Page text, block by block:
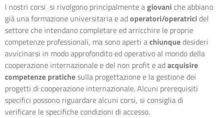
I nostri corsi si rivolgono principalmente agiovani che abbiano
già una formazione universitaria e adoperatori/operatrici del
settore che intendano completare ed arricchire le proprie
competenze professionali, ma sono aperti achiunquedesideri
avvicinarsi in modo approfondito ed operativo al mondo della
cooperazione internazionale e del non profit e adacquisire
competenze pratichesulla progettazione e la gestione dei
progetti di cooperazione internazionale. Alcuni prerequisiti
specifici possono riguardare alcuni corsi, si consiglia di
verificare le specifiche condizioni di accesso.